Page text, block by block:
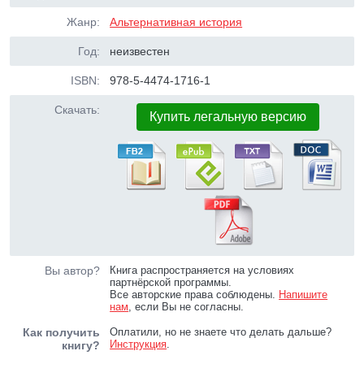
Жанр: Альтернативная история
Год: неизвестен
ISBN: 978-5-4474-1716-1
Скачать: Купить легальную версию
Вы автор?
Книга распространяется на условиях
партнёрской программы.
Все авторские права соблюдены. Напишите
нам, если Вы не согласны.
Как получить
книгу?
Оплатили, но не знаете что делать дальше?
Инструкция.